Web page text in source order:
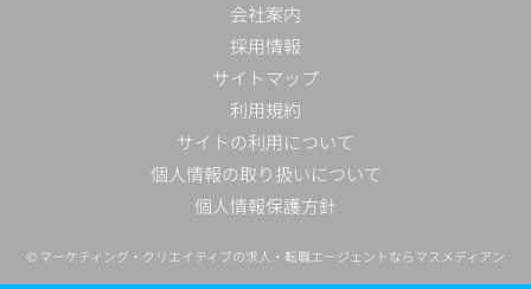
会社案内
採用情報
サイトマップ
利用規約
サイトの利用について
個人情報の取り扱いについて
個人情報保護方針
© マーケティング・クリエイティブの求人・転職エージェントならマスメディアン